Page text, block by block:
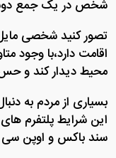
شخص در یک جمع
تصور کنید شخصی
اقامت دارد،با وجود
محیط دیدار کند و
بسیاری از مردم به
این شرایط پلتفرم
سند باکس و اوپن سی